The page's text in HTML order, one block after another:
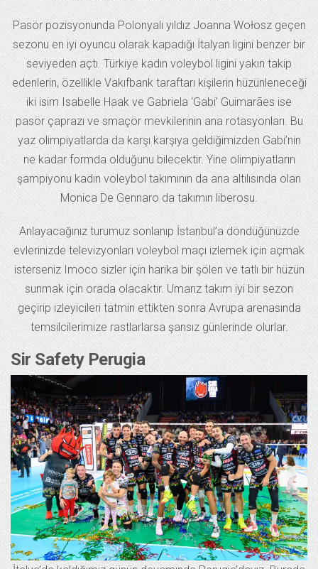
Pasör pozisyonunda Polonyalı yıldız Joanna Wołosz geçen
sezonu en iyi oyuncu olarak kapadığı İtalyan ligini benzer bir
seviyeden açtı. Türkiye kadın voleybol ligini yakın takip
edenlerin, özellikle Vakıfbank taraftarı kişilerin hüzünleneceği
iki isim Isabelle Haak ve Gabriela ‘Gabi’ Guimarães ise
pasör çaprazı ve smaçör mevkilerinin ana rotasyonları. Bu
yaz olimpiyatlarda da karşı karşıya geldiğimizden Gabi’nin
ne kadar formda olduğunu bilecektir. Yine olimpiyatların
şampiyonu kadın voleybol takımının da ana altılısında olan
Monica De Gennaro da takımın liberosu.
Anlayacağınız turumuz sonlanıp İstanbul’a döndüğünüzde
evlerinizde televizyonları voleybol maçı izlemek için açmak
isterseniz Imoco sizler için harika bir şölen ve tatlı bir hüzün
sunmak için orada olacaktır. Umarız takım iyi bir sezon
geçirip izleyicileri tatmin ettikten sonra Avrupa arenasında
temsilcilerimize rastlarlarsa şansız günlerinde olurlar.
Sir Safety Perugia